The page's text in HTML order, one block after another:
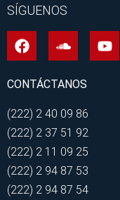
SÍGUENOS
CONTÁCTANOS
(222) 2 40 09 86
(222) 2 37 51 92
(222) 2 11 09 25
(222) 2 94 87 53
(222) 2 94 87 54